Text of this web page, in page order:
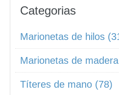
Categorias
Marionetas de hilos
Marionetas de
Títeres de mano (78)